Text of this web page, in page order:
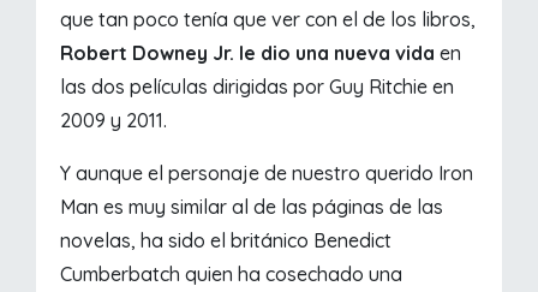
que tan poco tenía que ver con el de los libros,
Robert Downey Jr. le dio una nueva vidaen
las dos películas dirigidas por Guy Ritchie en
2009 y 2011.
Y aunque el personaje de nuestro querido Iron
Man es muy similar al de las páginas de las
novelas, ha sido el británico Benedict
Cumberbatch quien ha cosechado una